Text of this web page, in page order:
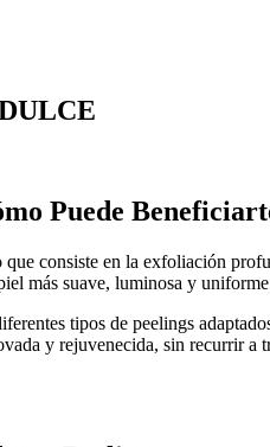
Puede
consiste en la exfoliación
más suave, luminosa y
tipos de peelings
y rejuvenecida, sin recurrir a